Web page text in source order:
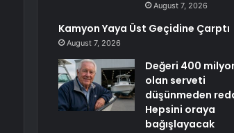
August 7, 2026
Kamyon Yaya Üst Geçidine Çarptı
August 7, 2026
Değeri 400
olan serveti
düşünmeden
Hepsini oraya
bağışlayacak